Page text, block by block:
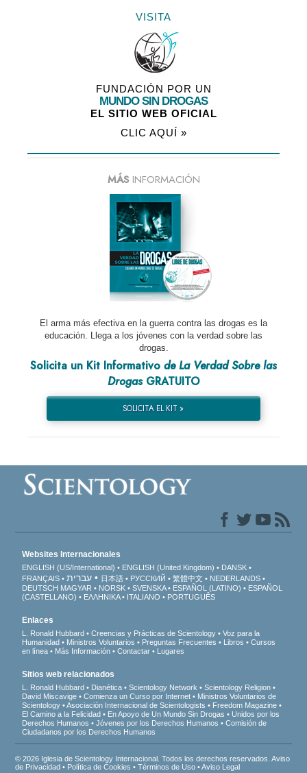
VISITA
FUNDACIÓN POR UN
MUNDO SIN DROGAS
EL SITIO WEB OFICIAL
CLIC AQUÍ »
MÁSINFORMACIÓN
El arma más efectiva en la guerra contra las drogas es la
educación. Llega a los jóvenes con la verdad sobre las
drogas.
Solicita un Kit Informativo de La Verdad Sobre las
DrogasGRATUITO
SOLICITA EL KIT »
Websites Internacionales
ENGLISH (US/International) ENGLISH (United Kingdom)
DANSK
FRANÇAIS
עברית 日本語 РУССКИЙ 繁體中文
NEDERLANDS
DEUTSCH MAGYAR NORSK SVENSKA ESPAÑOL (LATINO)
ESPAÑOL
(CASTELLANO)
ΕΛΛΗΝΙΚA ITALIANO PORTUGUÊS
Enlaces
L. Ronald Hubbard Creencias y Prácticas de Scientology
Voz para la
Humanidad
Ministros Voluntarios Preguntas Frecuentes Libros
Cursos
en línea
Más Información Contactar Lugares
Sitios web relacionados
L. Ronald Hubbard Dianética Scientology Network
Scientology Religion
David Miscavige
Comienza un Curso por Internet
Ministros Voluntarios de
Scientology
Asociación Internacional de Scientologists
Freedom Magazine
El Camino a la Felicidad
En Apoyo de Un Mundo Sin Drogas
Unidos por los
Derechos Humanos
Jóvenes por los Derechos Humanos
Comisión de
Ciudadanos por los Derechos Humanos
© 2026 Iglesia de Scientology Internacional. Todos los derechos reservados.Aviso
de Privacidad • Política de Cookies •Términos de Uso •Aviso Legal